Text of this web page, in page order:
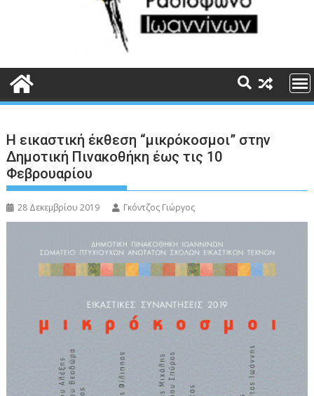
Η εικαστική έκθεση “μικρόκοσμοι” στην
Δημοτική Πινακοθήκη έως τις 10
Φεβρουαρίου
28 Δεκεμβρίου 2019 Γκόντζος Γιώργος